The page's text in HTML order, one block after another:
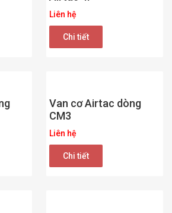
Liên hệ
Chi tiết
Van cơ Airtac dòng
CM3
Liên hệ
Chi tiết